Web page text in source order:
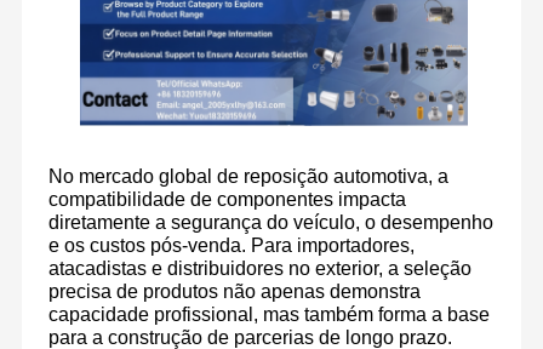
No mercado global de reposição automotiva, a
compatibilidade de componentes impacta
diretamente a segurança do veículo, o desempenho
e os custos pós-venda. Para importadores,
atacadistas e distribuidores no exterior, a seleção
precisa de produtos não apenas demonstra
capacidade profissional, mas também forma a base
para a construção de parcerias de longo prazo.